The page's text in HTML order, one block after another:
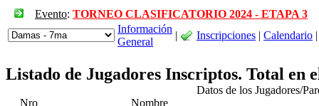
Evento: TORNEO CLASIFICATORIO 2024 - ETAPA 3
Información
General
| Inscripciones | Calendario |
Listado de Jugadores Inscriptos. Total en
Datos de los Jugadores/
Nro
Nombre